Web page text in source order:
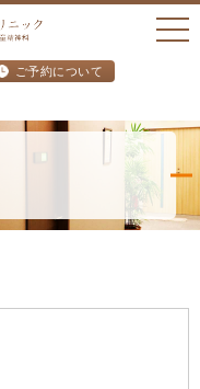
ご予約について